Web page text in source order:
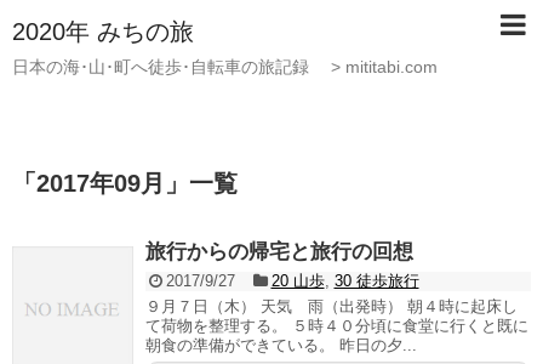
2020年 みちの旅
日本の海･山･町へ徒歩･自転車の旅記録 > mititabi.com
「 2017年09月 」 一覧
旅行からの帰宅と旅行の回想
2017/9/27 20 山歩, 30 徒歩旅行
９月７日（木） 天気 雨（出発時） 朝４時に起床し
て荷物を整理する。 ５時４０分頃に食堂に行くと既に
朝食の準備ができている。 昨日の夕...